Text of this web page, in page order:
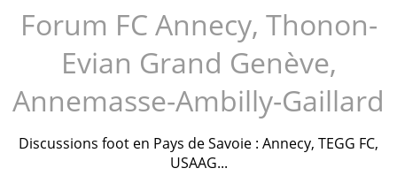
INSTAGRAM
Forum FC Annecy, Thonon-
Evian Grand Genève,
Annemasse-Ambilly-Gaillard
Discussions foot en Pays de Savoie : Annecy, TEGG FC,
USAAG...